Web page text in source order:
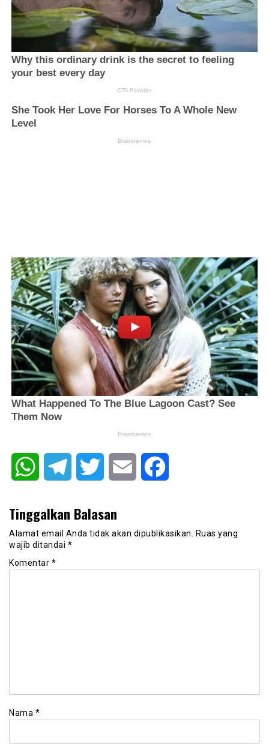
WhatsAppTelegram Twitter Email
Tinggalkan Balasan
Alamat email Anda tidak akan dipublikasikan.
Ruas yang
wajib ditandai *
Komentar *
Nama *